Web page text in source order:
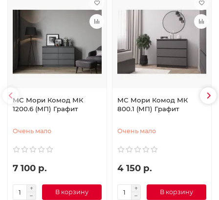
МС Мори Комод МК
1200.6 (МП) Графит
Очень мало
7 100 р.
В корзину
МС Мори Комод МК
800.1 (МП) Графит
Очень мало
4 150 р.
В корзину